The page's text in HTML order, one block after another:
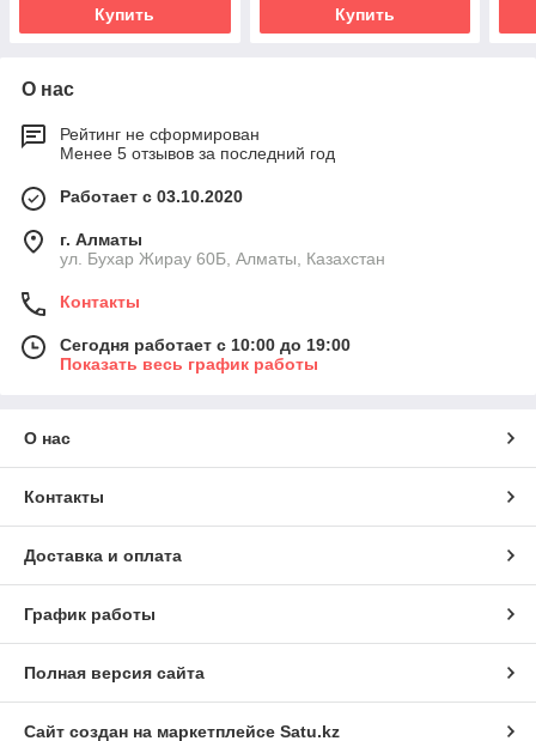
Купить Купить
О нас
Рейтинг не сформирован
Менее 5 отзывов за последний год
Работает с 03.10.2020
г. Алматы
ул. Бухар Жирау 60Б, Алматы, Казахстан
Контакты
Сегодня работает с 10:00 до 19:00
Показать весь график работы
О нас
Контакты
Доставка и оплата
График работы
Полная версия сайта
Сайт создан на маркетплейсе Satu.kz